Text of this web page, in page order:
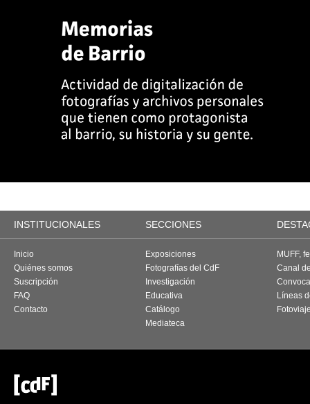
INSTITUCIONALES SECCIONES
Inicio
Quiénes somos
Suscripción
FAQ
Contacto
Exposiciones
Fotografías del CdF
Investigación
Educativa
Catálogo
Mediateca
MUFF,
Canal
Líneas